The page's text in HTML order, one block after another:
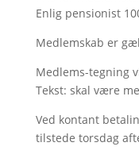
Enlig pensionist
Medlemskab er
Medlems-tegning
Tekst: skal være
Ved kontant
tilstede torsdag